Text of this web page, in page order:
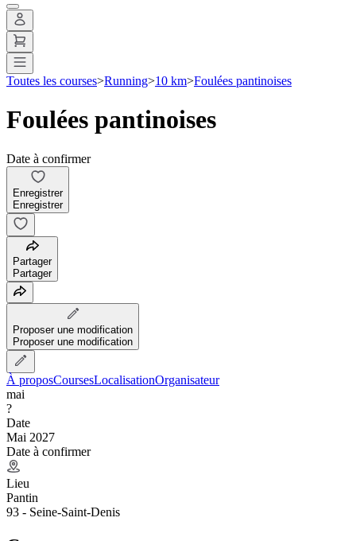
Toutes les courses>Running>10 km>Foulées pantinoises
Foulées pantinoises
Date à confirmer
Enregistrer
Enregistrer
Partager
Partager
Proposer une modification
Proposer une modification
À proposCoursesLocalisationOrganisateur
mai
?
Date
Mai 2027
Date à confirmer
Lieu
Pantin
93 - Seine-Saint-Denis